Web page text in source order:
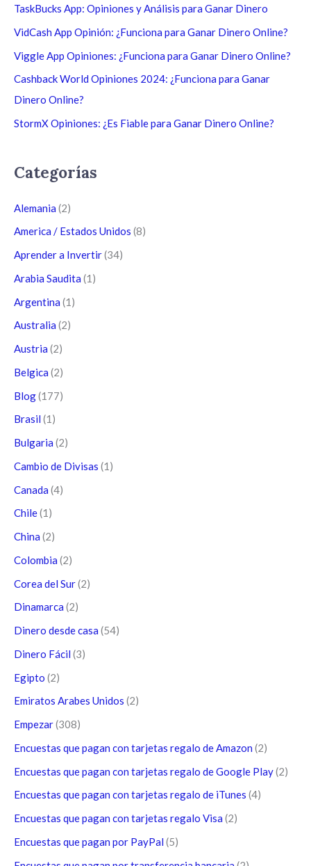
a
r
TaskBucks App: Opiniones y Análisis para Ganar Dinero
VidCash App Opinión: ¿Funciona para Ganar Dinero Online?
Viggle App Opiniones: ¿Funciona para Ganar Dinero Online?
Cashback World Opiniones 2024: ¿Funciona para Ganar
Dinero Online?
StormX Opiniones: ¿Es Fiable para Ganar Dinero Online?
Categorías
Alemania (2)
America / Estados Unidos (8)
Aprender a Invertir(34)
Arabia Saudita (1)
Argentina (1)
Australia (2)
Austria (2)
Belgica (2)
Blog(177)
Brasil (1)
Bulgaria (2)
Cambio de Divisas (1)
Canada (4)
Chile(1)
China (2)
Colombia (2)
Corea del Sur(2)
Dinamarca (2)
Dinero desde casa (54)
Dinero Fácil (3)
Egipto (2)
Emiratos Arabes Unidos (2)
Empezar(308)
Encuestas que pagan con tarjetas regalo de Amazon (2)
Encuestas que pagan con tarjetas regalo de Google Play(2)
Encuestas que pagan con tarjetas regalo de iTunes (4)
Encuestas que pagan con tarjetas regalo Visa (2)
Encuestas que pagan por PayPal (5)